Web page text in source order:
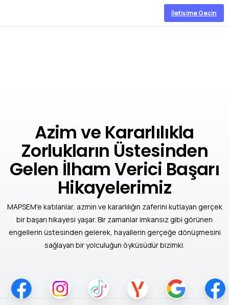
İletişime Geçin
Azim ve Kararlılıkla
Zorlukların Üstesinden
Gelen İlham Verici Başarı
Hikayelerimiz
MAPSEM'e katılanlar, azmin ve kararlılığın zaferini kutlayan gerçek
bir başarı hikayesi yaşar. Bir zamanlar imkansız gibi görünen
engellerin üstesinden gelerek, hayallerin gerçeğe dönüşmesini
sağlayan bir yolculuğun öyküsüdür bizimki.